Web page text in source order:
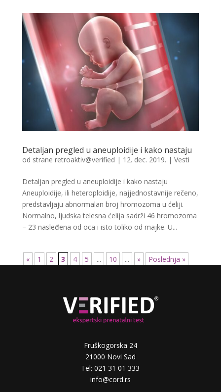
Detaljan pregled u aneuploidije i kako nastaju
od strane retroaktiv@verified | 12. dec. 2019. | Vesti
Detaljan pregled u aneuploidije i kako nastaju
Aneuploidije, ili heteroploidije, najjednostavnije rečeno,
predstavljaju abnormalan broj hromozoma u ćeliji.
Normalno, ljudska telesna ćelija sadrži 46 hromozoma
– 23 nasleđena od oca i isto toliko od majke. U...
« 1 2 3 4 5 ... 10 ... » Poslednja »
Fruškogorska 24
21000 Novi Sad
Tel: 021 31 01 333
info@cord.rs